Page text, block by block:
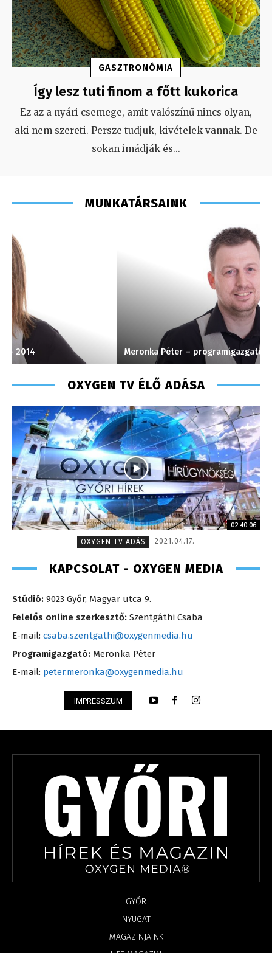
GASZTRONÓMIA
Így lesz tuti finom a főtt kukorica
Ez az a nyári csemege, amit valószínű nincs olyan,
aki nem szereti. Persze tudjuk, kivételek vannak. De
sokan imádják és...
MUNKATÁRSAINK
Meronka Péter – programigazgató – 2008
OXYGEN TV ÉLŐ ADÁSA
02:40:06
OXYGEN TV ADÁS
2021.04.17.
KAPCSOLAT - OXYGEN MEDIA
Stúdió: 9023 Győr, Magyar utca 9.
Felelős online szerkesztő: Szentgáthi Csaba
E-mail: csaba.szentgathi@oxygenmedia.hu
Programigazgató: Meronka Péter
E-mail: peter.meronka@oxygenmedia.hu
IMPRESSZUM
GYŐR
NYUGAT
MAGAZINJAINK